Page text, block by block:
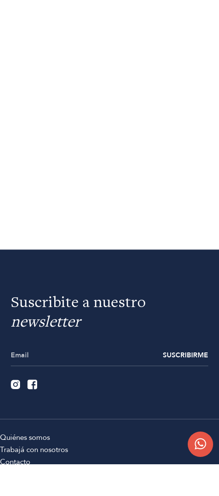
Suscribite a nuestro
newsletter
SUSCRIBIRME
Quiénes somos
Trabajá con nosotros
Contacto